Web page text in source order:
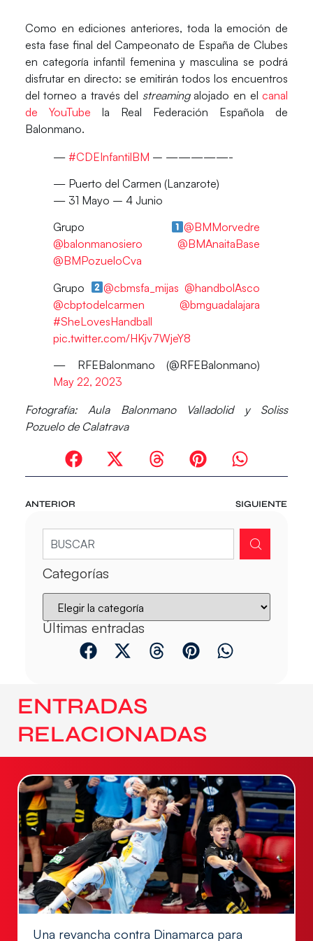
Como en ediciones anteriores, toda la emoción de
esta fase final del Campeonato de España de Clubes
en categoría infantil femenina y masculina se podrá
disfrutar en directo: se emitirán todos los encuentros
del torneo a través del streamingalojado en elcanal
de YouTube la Real Federación Española de
Balonmano.
— #CDEInfantilBM – —————-
— Puerto del Carmen (Lanzarote)
— 31 Mayo – 4 Junio
Grupo
@BMMorvedre
@balonmanosiero
@BMAnaitaBase
@BMPozueloCva
Grupo
@cbmsfa_mijas @handbolAsco
@cbptodelcarmen
@bmguadalajara
#SheLovesHandball
pic.twitter.com/HKjv7WjeY8
— RFEBalonmano (@RFEBalonmano)
May 22, 2023
Fotografía: Aula Balonmano Valladolid y Soliss
Pozuelo de Calatrava
ANTERIOR SIGUIENTE
Categorías
Últimas entradas
ENTRADAS
RELACIONADAS
Una revancha contra Dinamarca para